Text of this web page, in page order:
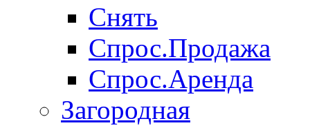
Снять
Спрос.Продажа
Спрос.Аренда
Загородная